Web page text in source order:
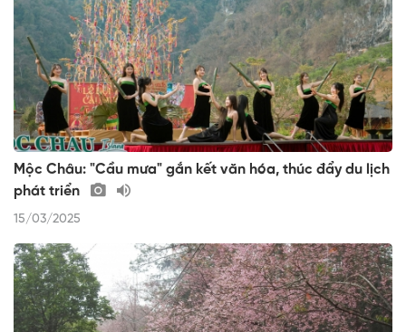
Mộc Châu: "Cầu mưa" gắn kết văn hóa, thúc đẩy du lịch
phát triển
15/03/2025